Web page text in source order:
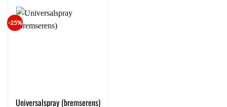
-25%
Universalspray (bremserens)